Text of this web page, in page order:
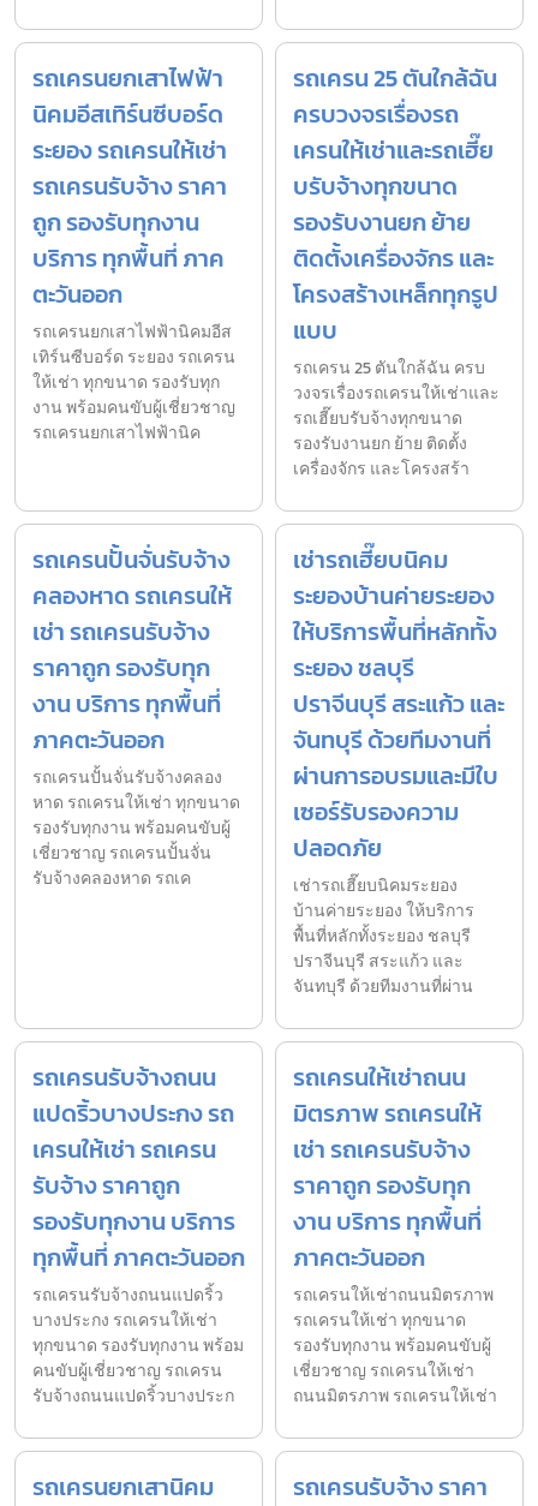
รถเครนยกเสาไฟฟ้า
นิคมอีสเทิร์นซีบอร์ด
ระยอง รถเครนให้เช่า
รถเครนรับจ้าง ราคา
ถูก รองรับทุกงาน
บริการ ทุกพื้นที่ ภาค
ตะวันออก
รถเครนยกเสาไฟฟ้านิคมอีส
เทิร์นซีบอร์ด ระยอง รถเครน
ให้เช่า ทุกขนาด รองรับทุก
งาน พร้อมคนขับผู้เชี่ยวชาญ
รถเครนยกเสาไฟฟ้านิค
รถเครน 25 ตันใกล้ฉัน
ครบวงจรเรื่องรถ
เครนให้เช่าและรถเฮี๊ย
บรับจ้างทุกขนาด
รองรับงานยก ย้าย
ติดตั้งเครื่องจักร และ
โครงสร้างเหล็กทุกรูป
แบบ
รถเครน 25 ตันใกล้ฉัน ครบ
วงจรเรื่องรถเครนให้เช่าและ
รถเฮี๊ยบรับจ้างทุกขนาด
รองรับงานยก ย้าย ติดตั้ง
เครื่องจักร และโครงสร้า
รถเครนปั้นจั่นรับจ้าง
คลองหาด รถเครนให้
เช่า รถเครนรับจ้าง
ราคาถูก รองรับทุก
งาน บริการ ทุกพื้นที่
ภาคตะวันออก
รถเครนปั้นจั่นรับจ้างคลอง
หาด รถเครนให้เช่า ทุกขนาด
รองรับทุกงาน พร้อมคนขับผู้
เชี่ยวชาญ รถเครนปั้นจั่น
รับจ้างคลองหาด รถเค
เช่ารถเฮี๊ยบนิคม
ระยองบ้านค่ายระยอง
ให้บริการพื้นที่หลักทั้ง
ระยอง ชลบุรี
ปราจีนบุรี สระแก้ว และ
จันทบุรี ด้วยทีมงานที่
ผ่านการอบรมและมีใบ
เซอร์รับรองความ
ปลอดภัย
เช่ารถเฮี๊ยบนิคมระยอง
บ้านค่ายระยอง ให้บริการ
พื้นที่หลักทั้งระยอง ชลบุรี
ปราจีนบุรี สระแก้ว และ
จันทบุรี ด้วยทีมงานที่ผ่าน
รถเครนรับจ้างถนน
แปดริ้วบางประกง รถ
เครนให้เช่า รถเครน
รับจ้าง ราคาถูก
รองรับทุกงาน บริการ
ทุกพื้นที่ ภาคตะวันออก
รถเครนรับจ้างถนนแปดริ้ว
บางประกง รถเครนให้เช่า
ทุกขนาด รองรับทุกงาน พร้อม
คนขับผู้เชี่ยวชาญ รถเครน
รับจ้างถนนแปดริ้วบางประก
รถเครนให้เช่าถนน
มิตรภาพ รถเครนให้
เช่า รถเครนรับจ้าง
ราคาถูก รองรับทุก
งาน บริการ ทุกพื้นที่
ภาคตะวันออก
รถเครนให้เช่าถนนมิตรภาพ
รถเครนให้เช่า ทุกขนาด
รองรับทุกงาน พร้อมคนขับผู้
เชี่ยวชาญ รถเครนให้เช่า
ถนนมิตรภาพ รถเครนให้เช่า
รถเครนยกเสานิคม
รถเครนรับจ้าง ราคา